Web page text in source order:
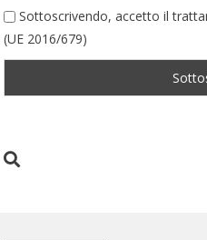
Sottoscrivendo, accetto il
(UE 2016/679)